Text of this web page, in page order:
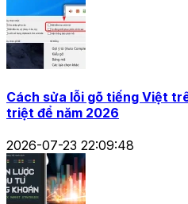
Cách sửa lỗi gõ tiếng Việt
triệt để năm 2026
2026-07-23 22:09:48